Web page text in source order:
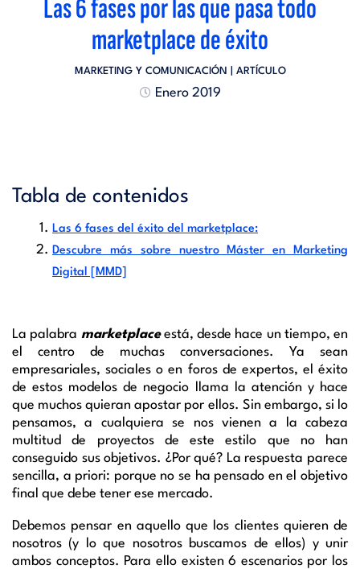
Las 6 fases por las que pasa todo
marketplace de éxito
MARKETING Y COMUNICACIÓN | ARTÍCULO
Enero 2019
Tabla de contenidos
Las 6 fases del éxito del marketplace:
Descubre más sobre nuestro Máster en Marketing
Digital [MMD]
La palabra marketplaceestá, desde hace un tiempo, en
el centro de muchas conversaciones. Ya sean
empresariales, sociales o en foros de expertos, el éxito
de estos modelos de negocio llama la atención y hace
que muchos quieran apostar por ellos. Sin embargo, si lo
pensamos, a cualquiera se nos vienen a la cabeza
multitud de proyectos de este estilo que no han
conseguido sus objetivos. ¿Por qué? La respuesta parece
sencilla, a priori: porque no se ha pensado en el objetivo
final que debe tener ese mercado.
Debemos pensar en aquello que los clientes quieren de
nosotros (y lo que nosotros buscamos de ellos) y unir
ambos conceptos. Para ello existen 6 escenarios por los